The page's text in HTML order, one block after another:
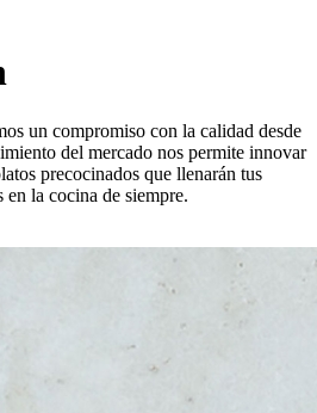
un compromiso con la calidad desde
del mercado nos permite innovar
precocinados que llenarán tus
en la cocina de siempre.